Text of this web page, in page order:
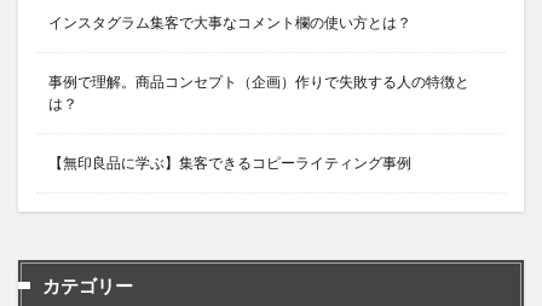
インスタグラム集客で大事なコメント欄の使い方とは？
事例で理解。商品コンセプト（企画）作りで失敗する人の特徴と
は？
【無印良品に学ぶ】集客できるコピーライティング事例
カテゴリー